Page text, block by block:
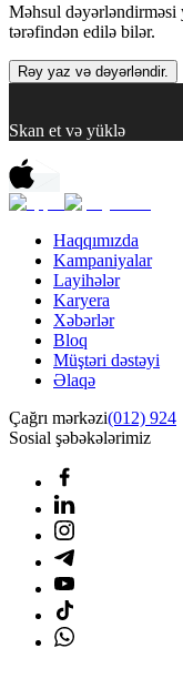
Məhsul dəyərləndirməsi
tərəfindən edilə bilər.
Rəy yaz və dəyərləndir.
Skan et və yüklə
Haqqımızda
Kampaniyalar
Layihələr
Karyera
Xəbərlər
Bloq
Müştəri dəstəyi
Əlaqə
Çağrı mərkəzi(012) 924
Sosial şəbəkələrimiz